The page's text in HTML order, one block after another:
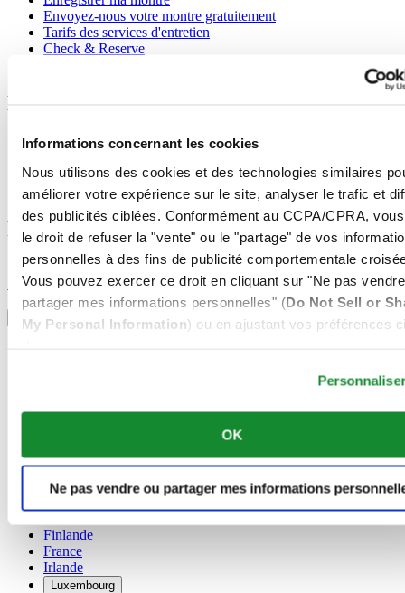
Informations concernant les cookies
Nous utilisons des cookies et des technologies similaires
améliorer votre expérience sur le site, analyser le trafic et
des publicités ciblées. Conformément au CCPA/CPRA,
le droit de refuser la "vente" ou le "partage" de vos
personnelles à des fins de publicité comportementale
Vous pouvez exercer ce droit en cliquant sur "Ne pas
partager mes informations personnelles" (Do Not Sell or
My Personal Information) ou en ajustant vos préférences
OK
Ne pas vendre ou partager mes informations
Envoyez-nous votre montre gratuitement
Tarifs des services d'entretien
Check & Reserve
Mentions légales
Conditions d'utilisation
Informations concernant les cookies
Conditions de vente
Rejoignez le club CERTINA
S'inscrire pour recevoir des informations exclusives
S'inscrire
Sélectionner un pays/une région
Sélecteur de langue
Français
简体中文
Danemark
Finlande
France
Irlande
Luxembourg